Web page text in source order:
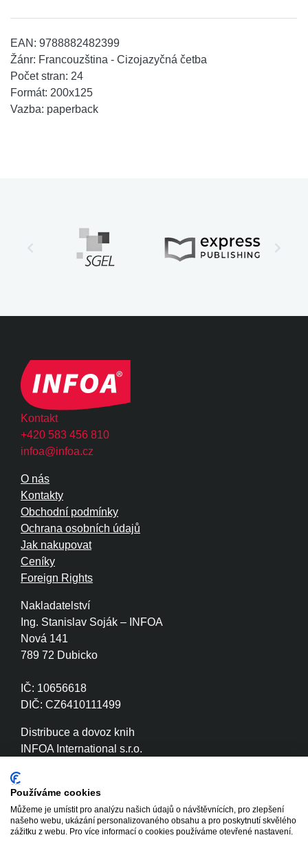
EAN: 9788882482399
Žánr: Francouzština - Cizojazyčná četba
Počet stran: 24
Formát: 200x125
Vazba: paperback
Kontakt
+420 583 456 810
infoa@infoa.cz
Nakladatelství
Ing. Stanislav Soják – INFOA
Nová 141
789 72 Dubicko
IČ: 10656618
DIČ: CZ6410111499
Distribuce a dovoz knih
INFOA International s.r.o.
IČ: 26870886
DIČ: CZ26870886
O nás
Kontakty
Obchodní podmínky
Ochrana osobních údajů
Jak nakupovat
Ceníky
Foreign Rights
Používáme cookies
Můžeme je umístit pro analýzu našich údajů o návštěvnících, pro zlepšení
našeho webu, ukázání personalizovaného obsahu a pro poskytnutí skvělého
zážitku z webu. Pro více informací o cookies používáme otevřené nastavení.